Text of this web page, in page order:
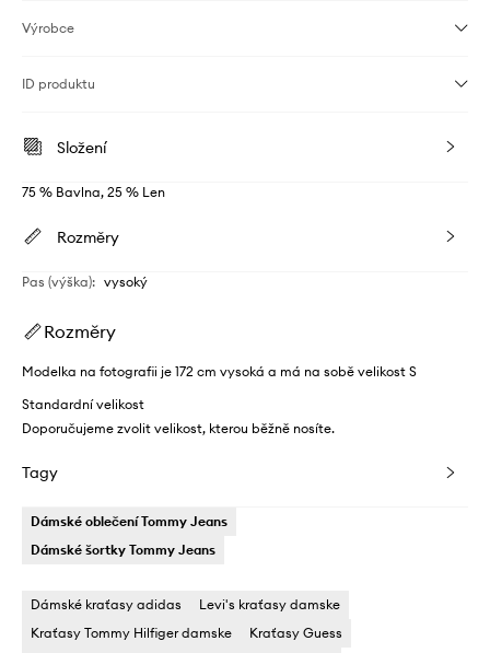
Výrobce
ID produktu
Složení
75 % Bavlna, 25 % Len
Rozměry
Pas (výška): vysoký
Rozměry
Modelka na fotografii je 172 cm vysoká a má na sobě velikost S
Standardní velikost
Doporučujeme zvolit velikost, kterou běžně nosíte.
Tagy
Dámské oblečení Tommy Jeans
Dámské šortky Tommy Jeans
Dámské kraťasy adidas
Levi's kraťasy damske
Kraťasy Tommy Hilfiger damske
Kraťasy Guess